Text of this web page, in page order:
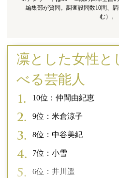
編集部が質問。調査設問数10問、
む）。
凛とした女性と
べる芸能人
10位：仲間由紀恵
9位：米倉涼子
8位：中谷美紀
7位：小雪
6位：井川遥